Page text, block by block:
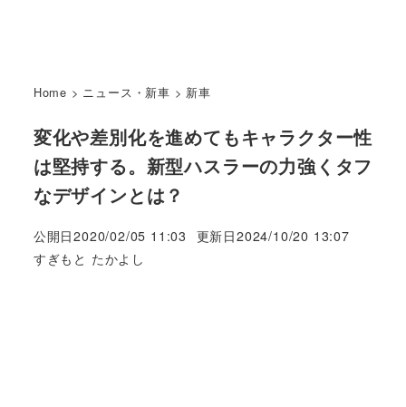
Home > ニュース・新車 > 新車
変化や差別化を進めてもキャラクター性
は堅持する。新型ハスラーの力強くタフ
なデザインとは？
公開日2020/02/05 11:03 更新日2024/10/20 13:07
著
すぎもと たかよし